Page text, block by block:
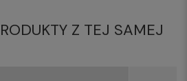
Z TEJ SAMEJ